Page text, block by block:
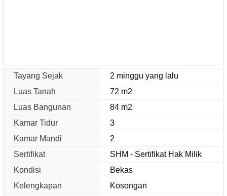
Tayang Sejak
2 minggu yang lalu
Luas Tanah
72 m2
Luas Bangunan
84 m2
Kamar Tidur
3
Kamar Mandi
2
Sertifikat
SHM - Sertifikat Hak Milik
Kondisi
Bekas
Kelengkapan
Kosongan